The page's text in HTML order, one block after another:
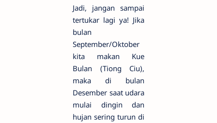
Jadi, jangan sampai
tertukar lagi ya! Jika
bulan
September/Oktober
kita makan Kue
Bulan (Tiong Ciu),
maka di bulan
Desember saat udara
mulai dingin dan
hujan sering turun di